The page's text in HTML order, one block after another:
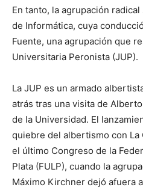
En tanto, la agrupación
de Informática, cuya
Fuente, una agrupación que
Universitaria Peronista (JUP).
La JUP es un armado
atrás tras una visita de
de la Universidad. El
quiebre del albertismo con La
el último Congreso de la
Plata (FULP), cuando la
Máximo Kirchner dejó afuera